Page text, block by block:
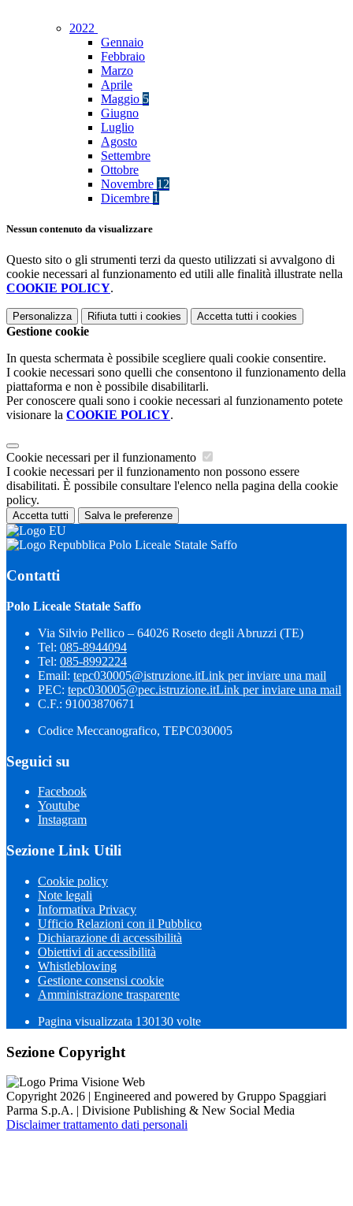
2022
Gennaio
Febbraio
Marzo
Aprile
Maggio 5
Giugno
Luglio
Agosto
Settembre
Ottobre
Novembre 12
Dicembre 1
Nessun contenuto da visualizzare
Questo sito o gli strumenti terzi da questo utilizzati si avvalgono di
cookie necessari al funzionamento ed utili alle finalità illustrate nella
COOKIE POLICY.
Personalizza Rifiuta tutti i cookies Accetta tutti i cookies
Gestione cookie
In questa schermata è possibile scegliere quali cookie consentire.
I cookie necessari sono quelli che consentono il funzionamento della
piattaforma e non è possibile disabilitarli.
Per conoscere quali sono i cookie necessari al funzionamento potete
visionare la COOKIE POLICY.
Cookie necessari per il funzionamento
I cookie necessari per il funzionamento non possono essere
disabilitati. È possibile consultare l'elenco nella pagina della cookie
policy.
Accetta tutti Salva le preferenze
Polo Liceale Statale Saffo
Contatti
Polo Liceale Statale Saffo
Via Silvio Pellico – 64026 Roseto degli Abruzzi (TE)
Tel: 085-8944094
Tel: 085-8992224
Email: tepc030005@istruzione.itLink per inviare una mail
PEC: tepc030005@pec.istruzione.itLink per inviare una mail
C.F.: 91003870671
Codice Meccanografico, TEPC030005
Seguici su
Facebook
Youtube
Instagram
Sezione Link Utili
Cookie policy
Note legali
Informativa Privacy
Ufficio Relazioni con il Pubblico
Dichiarazione di accessibilità
Obiettivi di accessibilità
Whistleblowing
Gestione consensi cookie
Amministrazione trasparente
Pagina visualizzata 130130 volte
Sezione Copyright
Copyright 2026 | Engineered and powered by Gruppo Spaggiari
Parma S.p.A. | Divisione Publishing & New Social Media
Disclaimer trattamento dati personali